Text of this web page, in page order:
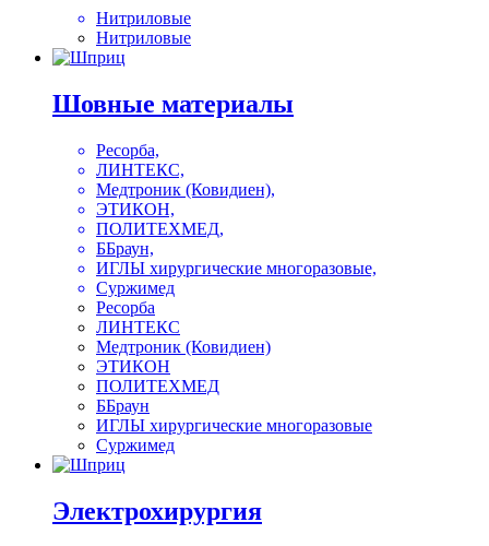
Нитриловые
Нитриловые
Шовные материалы
Ресорба,
ЛИНТЕКС,
Медтроник (Ковидиен),
ЭТИКОН,
ПОЛИТЕХМЕД,
ББраун,
ИГЛЫ хирургические многоразовые,
Суржимед
Ресорба
ЛИНТЕКС
Медтроник (Ковидиен)
ЭТИКОН
ПОЛИТЕХМЕД
ББраун
ИГЛЫ хирургические многоразовые
Суржимед
Электрохирургия